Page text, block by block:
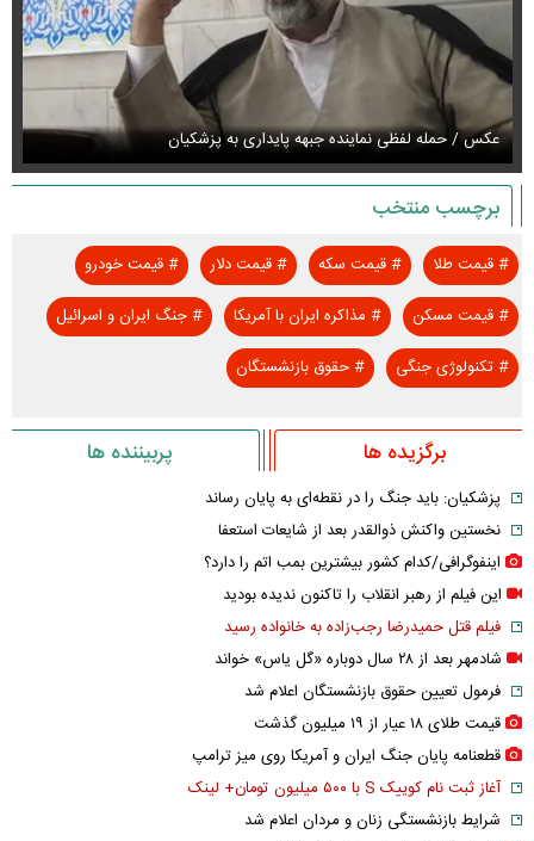
عکس / حمله لفظی نماینده جبهه پایداری به پزشکیان
برچسب منتخب
#قیمت طلا #قیمت سکه #قیمت دلار #قیمت خودرو
#قیمت مسکن # مذاکره ایران با آمریکا #جنگ ایران و اسرائیل
#تکنولوژی جنگی #حقوق بازنشستگان
برگزیده ها پربیننده ها
پزشکیان: باید جنگ را در نقطه‌ای به پایان رساند
نخستین واکنش ذوالقدر بعد از شایعات استعفا
اینفوگرافی/کدام کشور بیشترین بمب اتم را دارد؟
این فیلم از رهبر انقلاب را تاکنون ندیده بودید
فیلم قتل حمیدرضا رجب‌زاده به خانواده رسید
شادمهر بعد از ۲۸ سال دوباره «گل یاس» خواند
فرمول تعیین حقوق بازنشستگان اعلام شد
قیمت طلای ۱۸ عیار از ۱۹ میلیون گذشت
قطعنامه پایان جنگ ایران و آمریکا روی میز ترامپ
آغاز ثبت نام کوییک S با ۵۰۰ میلیون تومان+ لینک
شرایط بازنشستگی زنان و مردان اعلام شد